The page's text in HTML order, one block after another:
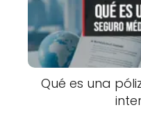
Qué es una